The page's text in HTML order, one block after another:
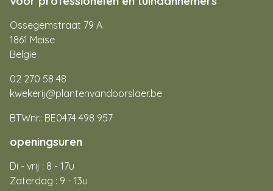
Ossegemstraat 79 A
1861 Meise
België
02 270 58 48
kwekerij@plantenvandoorslaer.be
BTWnr.: BE0474 498 957
openingsuren
Di - vrij : 8 - 17u
Zaterdag : 9 - 13u